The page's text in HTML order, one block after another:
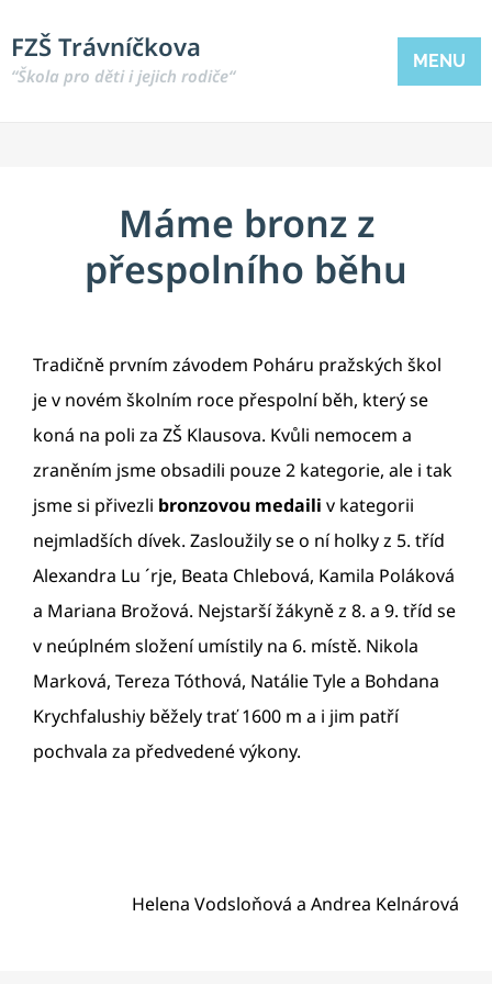
FZŠ Trávníčkova
“Škola pro děti i jejich rodiče“
MENU
Máme bronz z
přespolního běhu
Tradičně prvním závodem Poháru pražských škol
je v novém školním roce přespolní běh, který se
koná na poli za ZŠ Klausova. Kvůli nemocem a
zraněním jsme obsadili pouze 2 kategorie, ale i tak
jsme si přivezli bronzovou medaili v kategorii
nejmladších dívek. Zasloužily se o ní holky z 5. tříd
Alexandra Lu ´rje, Beata Chlebová, Kamila Poláková
a Mariana Brožová. Nejstarší žákyně z 8. a 9. tříd se
v neúplném složení umístily na 6. místě. Nikola
Marková, Tereza Tóthová, Natálie Tyle a Bohdana
Krychfalushiy běžely trať 1600 m a i jim patří
pochvala za předvedené výkony.
Helena Vodsloňová a Andrea Kelnárová